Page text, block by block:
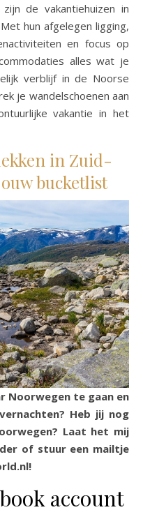
de vakantiehuizen in
hun afgelegen ligging,
en focus op
alles wat je
verblijf in de Noorse
je wandelschoenen aan
vakantie in het
in Zuid-
bucketlist
Noorwegen te gaan en
Heb jij nog
Laat het mij
of stuur een mailtje
account